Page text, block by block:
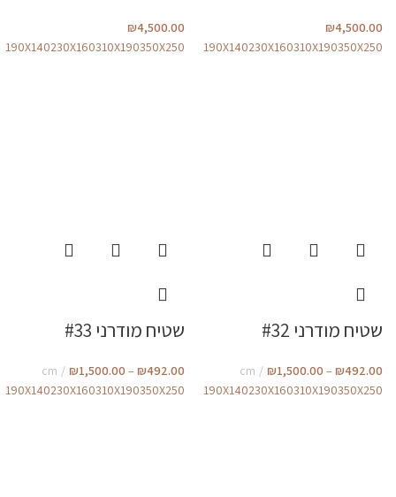
₪4,500.00
₪4,500.00
190X140230X160310X190350X250
שטיח מודרני #32
₪492.00
–
₪1,500.00
cm
190X140230X160310X190350X250
שטיח מודרני #33
₪492.00
–
₪1,500.00
cm
190X140230X160310X190350X250
190X140230X160310X190350X250